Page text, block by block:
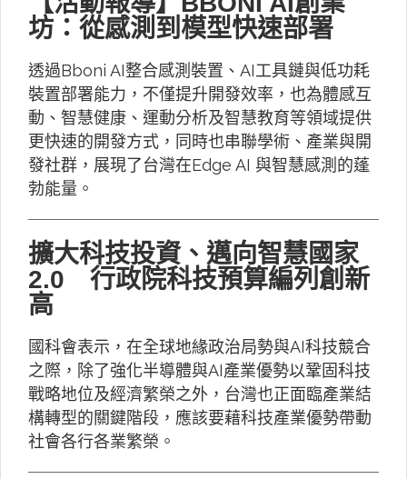
坊：從感測到模型快速部署
透過Bboni AI整合感測裝置、AI工具鏈與低功耗
裝置部署能力，不僅提升開發效率，也為體感互
動、智慧健康、運動分析及智慧教育等領域提供
更快速的開發方式，同時也串聯學術、產業與開
發社群，展現了台灣在Edge AI 與智慧感測的蓬
勃能量。
擴大科技投資、邁向智慧國家
2.0 行政院科技預算編列創新
高
國科會表示，在全球地緣政治局勢與AI科技競合
之際，除了強化半導體與AI產業優勢以鞏固科技
戰略地位及經濟繁榮之外，台灣也正面臨產業結
構轉型的關鍵階段，應該要藉科技產業優勢帶動
社會各行各業繁榮。